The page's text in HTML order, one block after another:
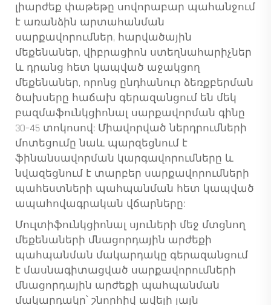
լիարժեք փաթեթը սովորաբար պահանջում
է առանձին արտահանման
սարքավորումներ, հարվածային
մեքենաներ, վիբրացիոն ստեղնահարիչներ
և դրանց հետ կապված աջակցող
մեքենաներ, որոնց ընդհանուր ձեռքբերման
ծախսերը հաճախ գերազանցում են մեկ
բազմաֆունկցիոնալ սարքավորման գինը
30–45 տոկոսով: Միավորված ներդրումների
մոտեցումը նաև պարզեցնում է
ֆինանսավորման կարգավորումները և
նվազեցնում է տարբեր սարքավորումների
պահեստների պահպանման հետ կապված
ապահովագրական վճարները:
Մուլտիֆունկցիոնալ սյուների մեջ մտցնող
մեքենաների մնացորդային արժեքի
պահպանման մակարդակը գերազանցում
է մասնագիտացված սարքավորումների
մնացորդային արժեքի պահպանման
մակարդակը՝ շնորհիվ ավելի լայն